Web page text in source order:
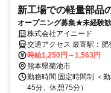
新工場での軽量部品
オープニング募集★未経験
貼り♪空調完備で快適♪日払
株式会社アイニード
交通アクセス 最寄駅：肥後大津駅 コッコファー
＊車通勤OK,転勤なし,バ
時給1,250円～1,563円
熊本県菊池市
勤務時間 固定時間制 ＜
45分、休憩75分）